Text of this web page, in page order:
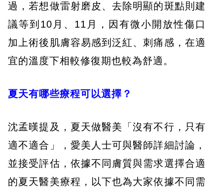
過，若想做雷射磨皮、去除明顯的斑點則建
議等到10月、11月，因有微小開放性傷口
加上術後肌膚容易感到泛紅、刺痛感，在適
宜的溫度下相較修復期也較為舒適。
夏天有哪些療程可以選擇？
沈孟暵提及，夏天做醫美「沒有不行，只有
適不適合」，愛美人士可與醫師詳細討論，
並接受評估，依據不同膚質與需求選擇合適
的夏天醫美療程，以下也為大家依據不同需